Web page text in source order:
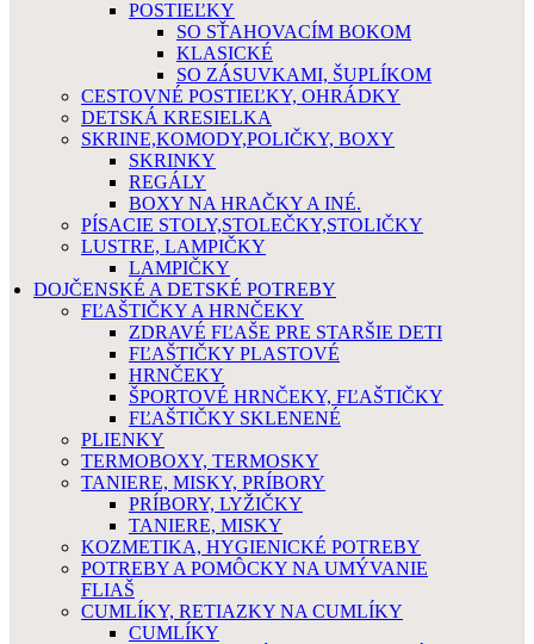
POSTIEĽKY
SO SŤAHOVACÍM BOKOM
KLASICKÉ
SO ZÁSUVKAMI, ŠUPLÍKOM
CESTOVNÉ POSTIEĽKY, OHRÁDKY
DETSKÁ KRESIELKA
SKRINE,KOMODY,POLIČKY, BOXY
SKRINKY
REGÁLY
BOXY NA HRAČKY A INÉ.
PÍSACIE STOLY,STOLEČKY,STOLIČKY
LUSTRE, LAMPIČKY
LAMPIČKY
DOJČENSKÉ A DETSKÉ POTREBY
FĽAŠTIČKY A HRNČEKY
ZDRAVÉ FĽAŠE PRE STARŠIE DETI
FĽAŠTIČKY PLASTOVÉ
HRNČEKY
ŠPORTOVÉ HRNČEKY, FĽAŠTIČKY
FĽAŠTIČKY SKLENENÉ
PLIENKY
TERMOBOXY, TERMOSKY
TANIERE, MISKY, PRÍBORY
PRÍBORY, LYŽIČKY
TANIERE, MISKY
KOZMETIKA, HYGIENICKÉ POTREBY
POTREBY A POMÔCKY NA UMÝVANIE
FLIAŠ
CUMLÍKY, RETIAZKY NA CUMLÍKY
CUMLÍKY